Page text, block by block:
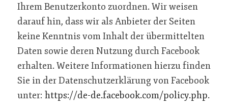
Ihrem Benutzerkonto zuordnen. Wir weisen
darauf hin, dass wir als Anbieter der Seiten
keine Kenntnis vom Inhalt der übermittelten
Daten sowie deren Nutzung durch Facebook
erhalten. Weitere Informationen hierzu finden
Sie in der Datenschutzerklärung von Facebook
unter: https://de-de.facebook.com/policy.php.